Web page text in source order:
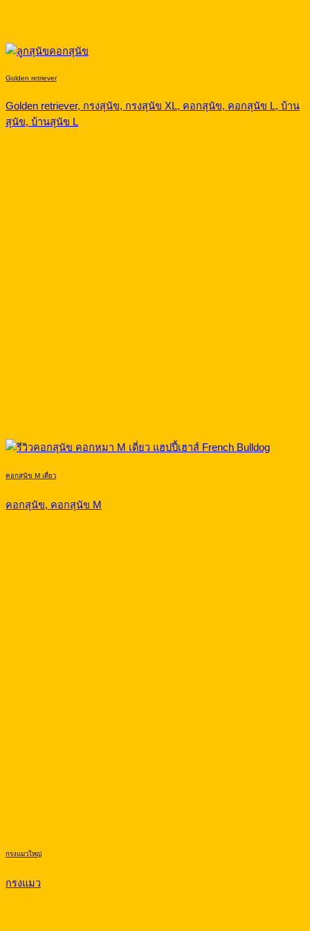
Golden retriever
Golden retriever, กรงสุนัข, กรงสุนัข XL, คอกสุนัข, คอกสุนัข L, บ้าน
สุนัข, บ้านสุนัข L
คอกสุนัข M เดี่ยว
คอกสุนัข, คอกสุนัข M
กรงแมวใหญ่
กรงแมว